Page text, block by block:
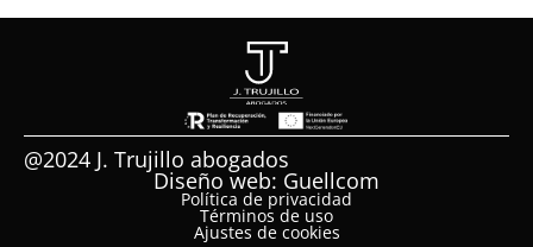
@2024 J. Trujillo abogados
Diseño web: Guellcom
Política de privacidad
Términos de uso
Ajustes de cookies